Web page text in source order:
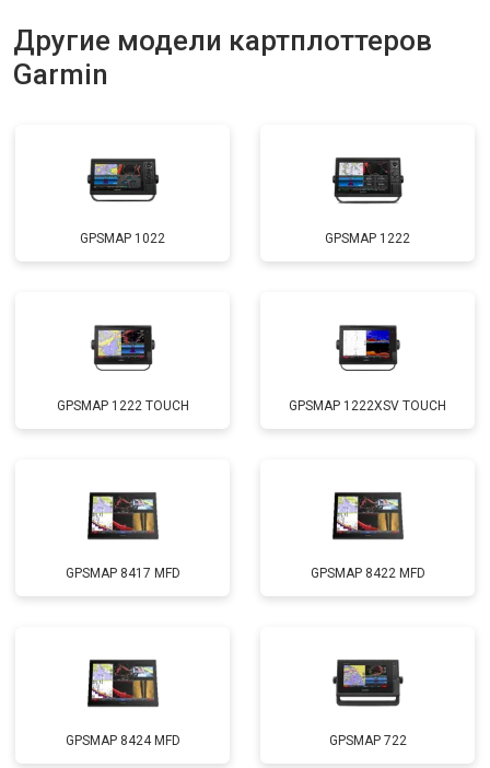
Другие модели картплоттеров
Garmin
GPSMAP 1022 GPSMAP 1222
GPSMAP 1222 TOUCH GPSMAP 1222XSV TOUCH
GPSMAP 8417 MFD GPSMAP 8422 MFD
GPSMAP 8424 MFD GPSMAP 722